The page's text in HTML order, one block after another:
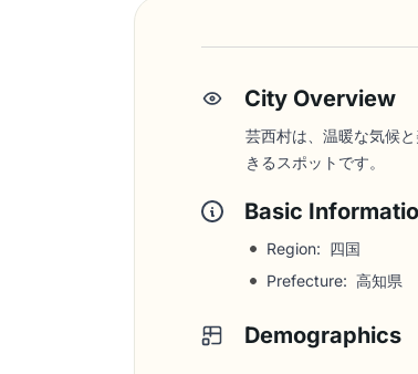
City Overview
芸西村は、温暖な気候
きるスポットです。
Basic
Region: 四国
Prefecture: 高知県
Demographics